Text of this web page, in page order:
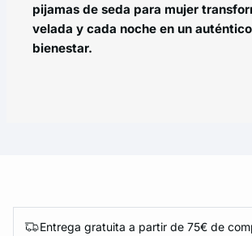
pijamas de seda para mujer
velada y cada noche en un
bienestar.
Entrega gratuita a partir de 75€ de